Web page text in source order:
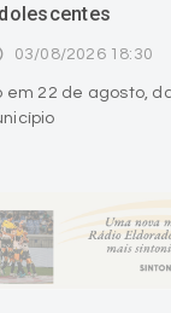
03/08/2026 18:30
em 22 de agosto,